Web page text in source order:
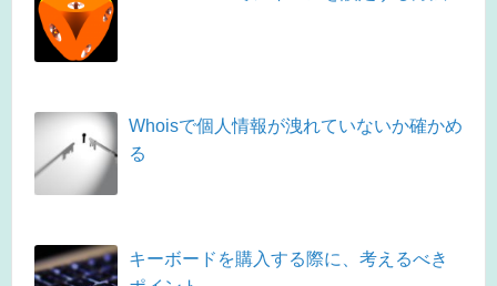
Whoisで個人情報が洩れていないか確かめ
る
キーボードを購入する際に、考えるべき